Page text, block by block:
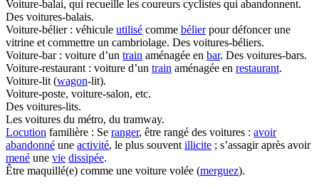
Voiture-balai, qui recueille les coureurs cyclistes qui abandonnent.
Des voitures-balais.
Voiture-bélier : véhicule utilisé comme bélierpour défoncer une
vitrine et commettre un cambriolage. Des voitures-béliers.
Voiture-bar : voiture d’un train aménagée en bar. Des voitures-bars.
Voiture-restaurant : voiture d’un train aménagée en restaurant.
Voiture-lit (wagon-lit).
Voiture-poste, voiture-salon, etc.
Des voitures-lits.
Les voitures du métro, du tramway.
Locution familière : Se ranger, être rangé des voitures : avoir
abandonné une activité, le plus souvent illicite ; s’assagir après avoir
mené une vie dissipée.
Être maquillé(e) comme une voiture volée (merguez).